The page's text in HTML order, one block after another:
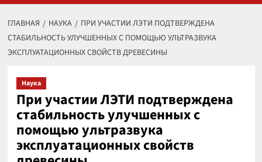
ГЛАВНАЯ НАУКА
ПРИ УЧАСТИИ ЛЭТИ ПОДТВЕРЖДЕНА
СТАБИЛЬНОСТЬ УЛУЧШЕННЫХ С ПОМОЩЬЮ УЛЬТРАЗВУКА
ЭКСПЛУАТАЦИОННЫХ СВОЙСТВ ДРЕВЕСИНЫ
Наука
При участии ЛЭТИ подтверждена
стабильность улучшенных с
помощью ультразвука
эксплуатационных свойств